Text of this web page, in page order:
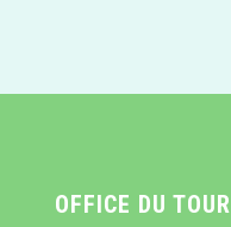
OFFICE DU